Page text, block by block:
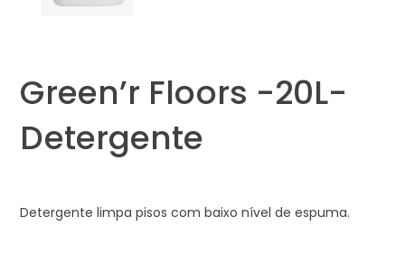
Green’r Floors -20L-
Detergente
Detergente limpa pisos com baixo nível de espuma.